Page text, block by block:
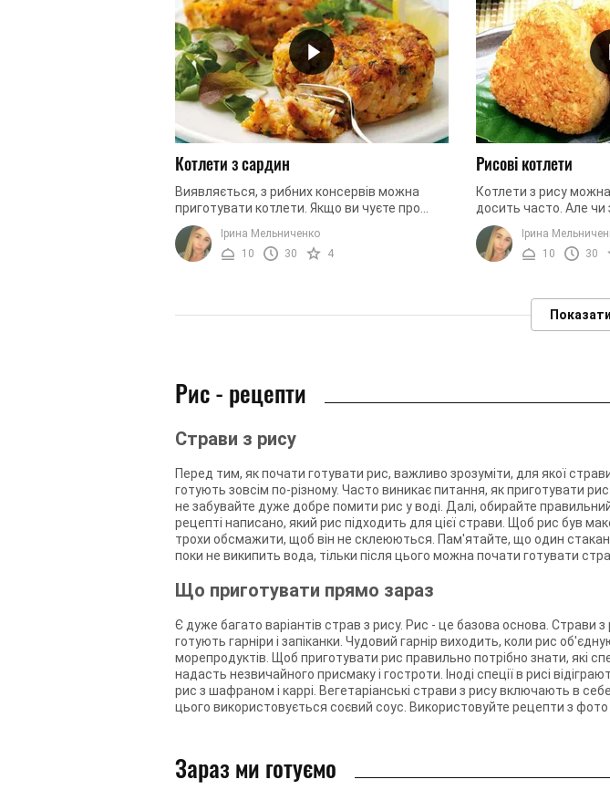
Котлети з сардин
Виявляється, з рибних консервів можна
приготувати котлети. Якщо ви чуєте про
таке вперше, тоді ви просто мусите
прочитати цей рецепт і приготувати ...
Ірина Мельниченко
10
30 4
Рисові котлети
Котлети з рису можна
досить часто. Але чи
їх готуєте, як ми?
нашого відвареного
Ірина
10
30
Рис - рецепти
Страви з рису
Перед тим, як почати готувати рис, важливо зрозуміти, для якої
готують зовсім по-різному. Часто виникає питання, як приготувати
не забувайте дуже добре помити рис у воді. Далі, обирайте
рецепті написано, який рис підходить для цієї страви. Щоб рис був
трохи обсмажити, щоб він не склеюються. Пам'ятайте, що один стакан
поки не википить вода, тільки після цього можна почати готувати
Що приготувати прямо зараз
Є дуже багато варіантів страв з рису. Рис - це базова основа. Страви
готують гарніри і запіканки. Чудовий гарнір виходить, коли рис
морепродуктів. Щоб приготувати рис правильно потрібно знати, які
надасть незвичайного присмаку і гостроти. Іноді спеції в рисі
рис з шафраном і каррі. Вегетаріанські страви з рису включають в
цього використовується соєвий соус. Використовуйте рецепти з
Зараз ми готуємо